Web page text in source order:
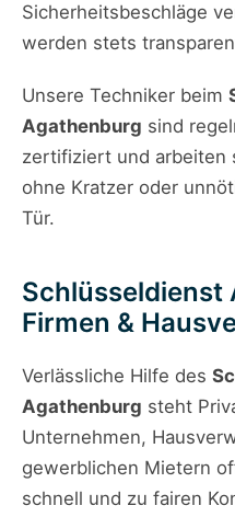
Sicherheitsbeschläge
werden stets
Unsere Techniker beim
Agathenburg sind
zertifiziert und arbeiten
ohne Kratzer oder
Tür.
Schlüsseldienst
Firmen &
Verlässliche Hilfe des
Agathenburg steht
Unternehmen,
gewerblichen Mietern
schnell und zu fairen